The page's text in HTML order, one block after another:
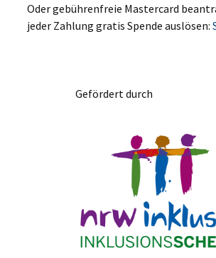
Oder gebührenfreie Mastercard
jeder Zahlung gratis Spende auslösen:
Gefördert durch